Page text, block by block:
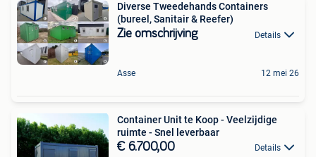
Diverse Tweedehands Containers
(bureel, Sanitair & Reefer)
Zie omschrijving Details
Asse 12 mei 26
Container Unit te Koop - Veelzijdige
ruimte - Snel leverbaar
€ 6.700,00 Details